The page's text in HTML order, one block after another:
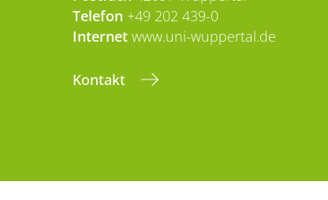
Telefon +49 202 439-0
Internet www.uni-wuppertal.de
Kontakt